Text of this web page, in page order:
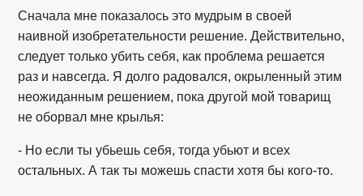
Сначала мне показалось это мудрым в своей
наивной изобретательности решение. Действительно,
следует только убить себя, как проблема решается
раз и навсегда. Я долго радовался, окрыленный этим
неожиданным решением, пока другой мой товарищ
не оборвал мне крылья:
- Но если ты убьешь себя, тогда убьют и всех
остальных. А так ты можешь спасти хотя бы кого-то.